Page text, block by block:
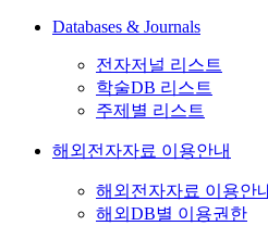
Databases & Journals
전자저널 리스트
학술DB 리스트
주제별 리스트
해외전자자료 이용안내
해외전자자료 이용안
해외DB별 이용권한